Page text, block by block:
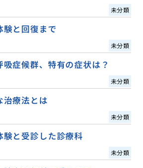
未分類
験と回復まで
未分類
症候群、特有の症状は？
未分類
治療法とは
未分類
と受診した診療科
未分類